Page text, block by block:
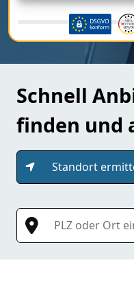
Schnell
finden und
Standort
PLZ oder Ort eingeben